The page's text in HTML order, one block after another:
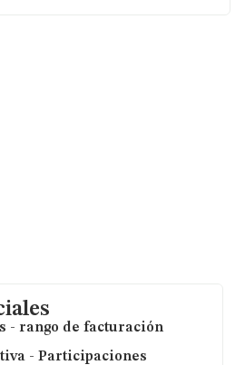
- rango de facturación
- Participaciones